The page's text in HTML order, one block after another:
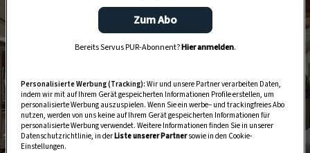
Zum Abo
Bereits Servus PUR-Abonnent?Hier anmelden.
Personalisierte Werbung (Tracking): Wir und unsere Partner verarbeiten Daten,
indem wir mit auf Ihrem Gerät gespeicherten Informationen Profile erstellen, um
personalisierte Werbung auszuspielen. Wenn Sie ein werbe– und trackingfreies Abo
nutzen, werden von uns keine auf Ihrem Gerät gespeicherten Informationen für
personalisierte Werbung verwendet. Weitere Informationen finden Sie in unserer
Datenschutzrichtlinie, in derListe unserer Partnersowie in den Cookie-
Einstellungen.